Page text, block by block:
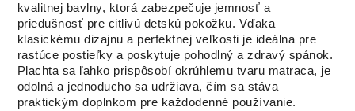
kvalitnej bavlny, ktorá zabezpečuje jemnosť a
priedušnosť pre citlivú detskú pokožku. Vďaka
klasickému dizajnu a perfektnej veľkosti je ideálna pre
rastúce postieľky a poskytuje pohodlný a zdravý spánok.
Plachta sa ľahko prispôsobí okrúhlemu tvaru matraca, je
odolná a jednoducho sa udržiava, čím sa stáva
praktickým doplnkom pre každodenné používanie.